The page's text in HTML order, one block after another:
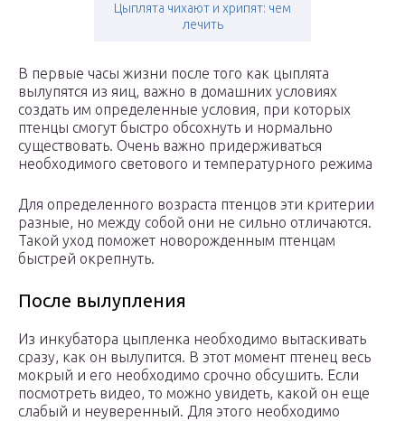
Цыплята чихают и хрипят: чем
лечить
В первые часы жизни после того как цыплята
вылупятся из яиц, важно в домашних условиях
создать им определенные условия, при которых
птенцы смогут быстро обсохнуть и нормально
существовать. Очень важно придерживаться
необходимого светового и температурного режима
Для определенного возраста птенцов эти критерии
разные, но между собой они не сильно отличаются.
Такой уход поможет новорожденным птенцам
быстрей окрепнуть.
После вылупления
Из инкубатора цыпленка необходимо вытаскивать
сразу, как он вылупится. В этот момент птенец весь
мокрый и его необходимо срочно обсушить. Если
посмотреть видео, то можно увидеть, какой он еще
слабый и неуверенный. Для этого необходимо